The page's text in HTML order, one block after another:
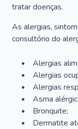
tratar doenças.
As alergias,
consultório do
Alergias
Alergias
Alergias
Asma
Bronquite;
Dermatite